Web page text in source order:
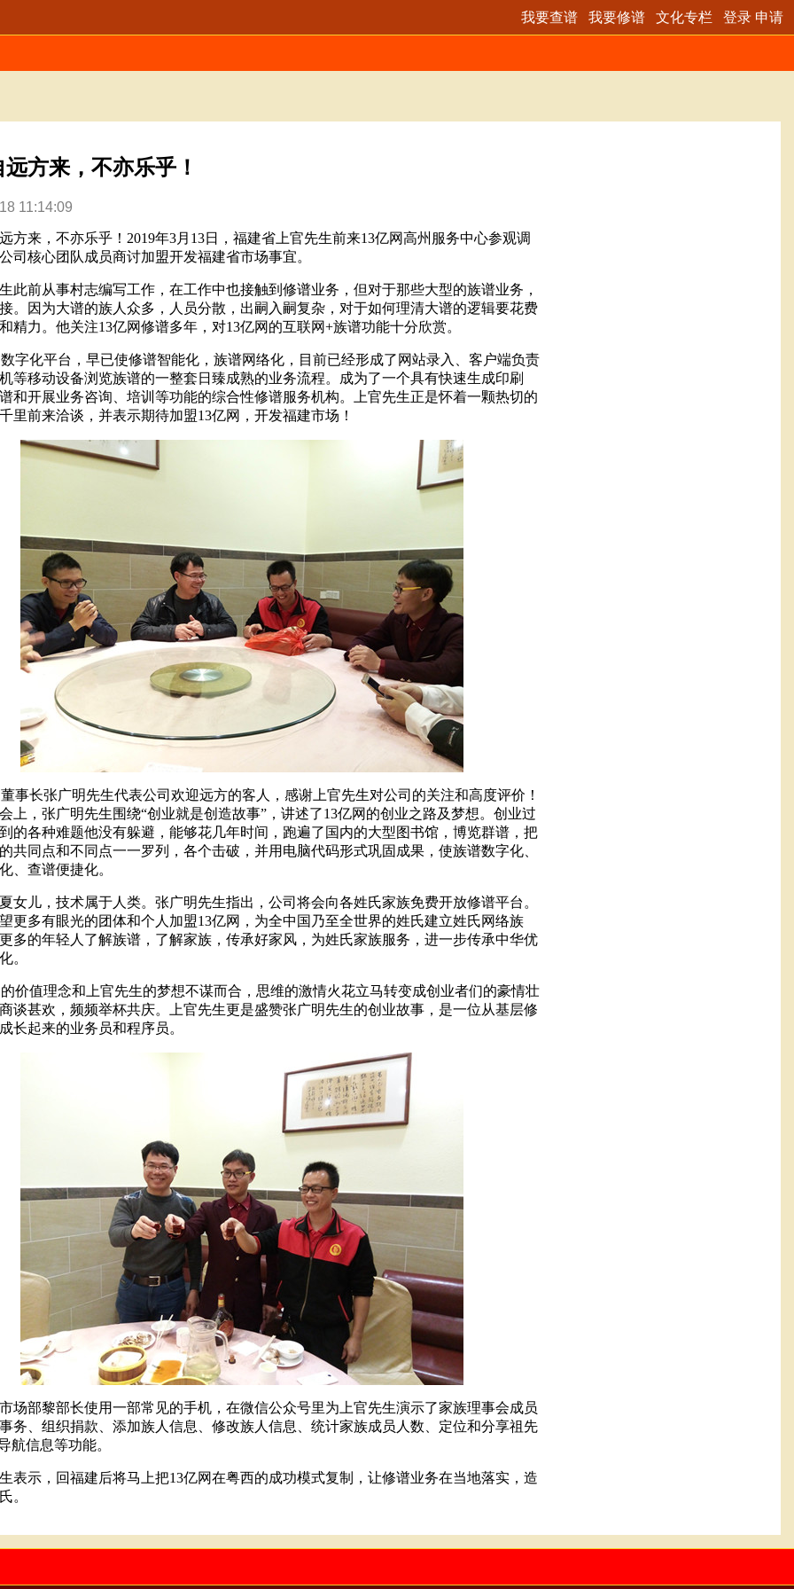
登录 申请
文化专栏
我要修谱
我要查谱
方来，不亦乐乎！
11:14:09
来，不亦乐乎！ 2019年3月 13日，福建省上官先生前来13亿网高州服务中心参观调
司 核心团队成员商讨加盟开发福建省市场事宜。
前从事村志编写工作，在工作中也接触到修谱业务，但对于那些大型的族谱业务，
。因为大谱的族人众多，人员分散，出嗣入嗣复杂，对于如何理清大谱的逻辑要花费
精力。他关注13亿网修谱多年，对13亿网的互联网+族谱功能十分欣赏。
字化平台，早已使修谱智能化，族谱网络化，目前已经形成了网站录入、客户端负责
等移动设备浏览族谱的一整套日臻成熟的业务流程。成为了一个具有快速生成印刷
和开展业务咨询、培训等功能的综合性修谱服务机构。上官先生正是怀着一颗热切的
里前来洽谈，并表示期待加盟13亿网，开发福建市场！
事长张广明先生代表公司欢迎远方的客人，感谢上官先生对公司的关注和高度评价！
上，张广明先生围绕“创业就是创造故事”，讲述了13亿网的创业之路及梦想。创业过
的各种难题他没有躲避，能够花几年时间，跑遍了国内的大型图书馆，博览群谱，把
共同点和不同点一一罗列，各个击破，并用电脑代码形式巩固成果，使族谱数字化、
、查谱便捷化。
儿，技术属于人类。张广明先生指出，公司将会向各姓氏家族免费开放修谱平台。
更多有眼光的团体和个人加盟13亿网，为全中国乃至全世界的姓氏建立姓氏网络族
多的年轻人了解族谱，了解家族，传承好家风，为姓氏家族服务，进一步传承中华优
。
价值理念和上官先生的梦想不谋而合，思维的激情火花立马转变成创业者们的豪情壮
谈甚欢，频频举杯共庆。上官先生更是盛赞张广明先生的创业故事，是一位从基层修
长起来的业务员和程序员。
部黎部长使用一部常见的手机，在微信公众号里为上官先生演示了家族理事会成员
务、组织捐款、添加族人信息、修改族人信息、统计家族成员人数、定位和分享祖先
航信息等功能。
示，回福建后将马上把13亿网在粤西的成功模式复制，让修谱业务在当地落实，造
。